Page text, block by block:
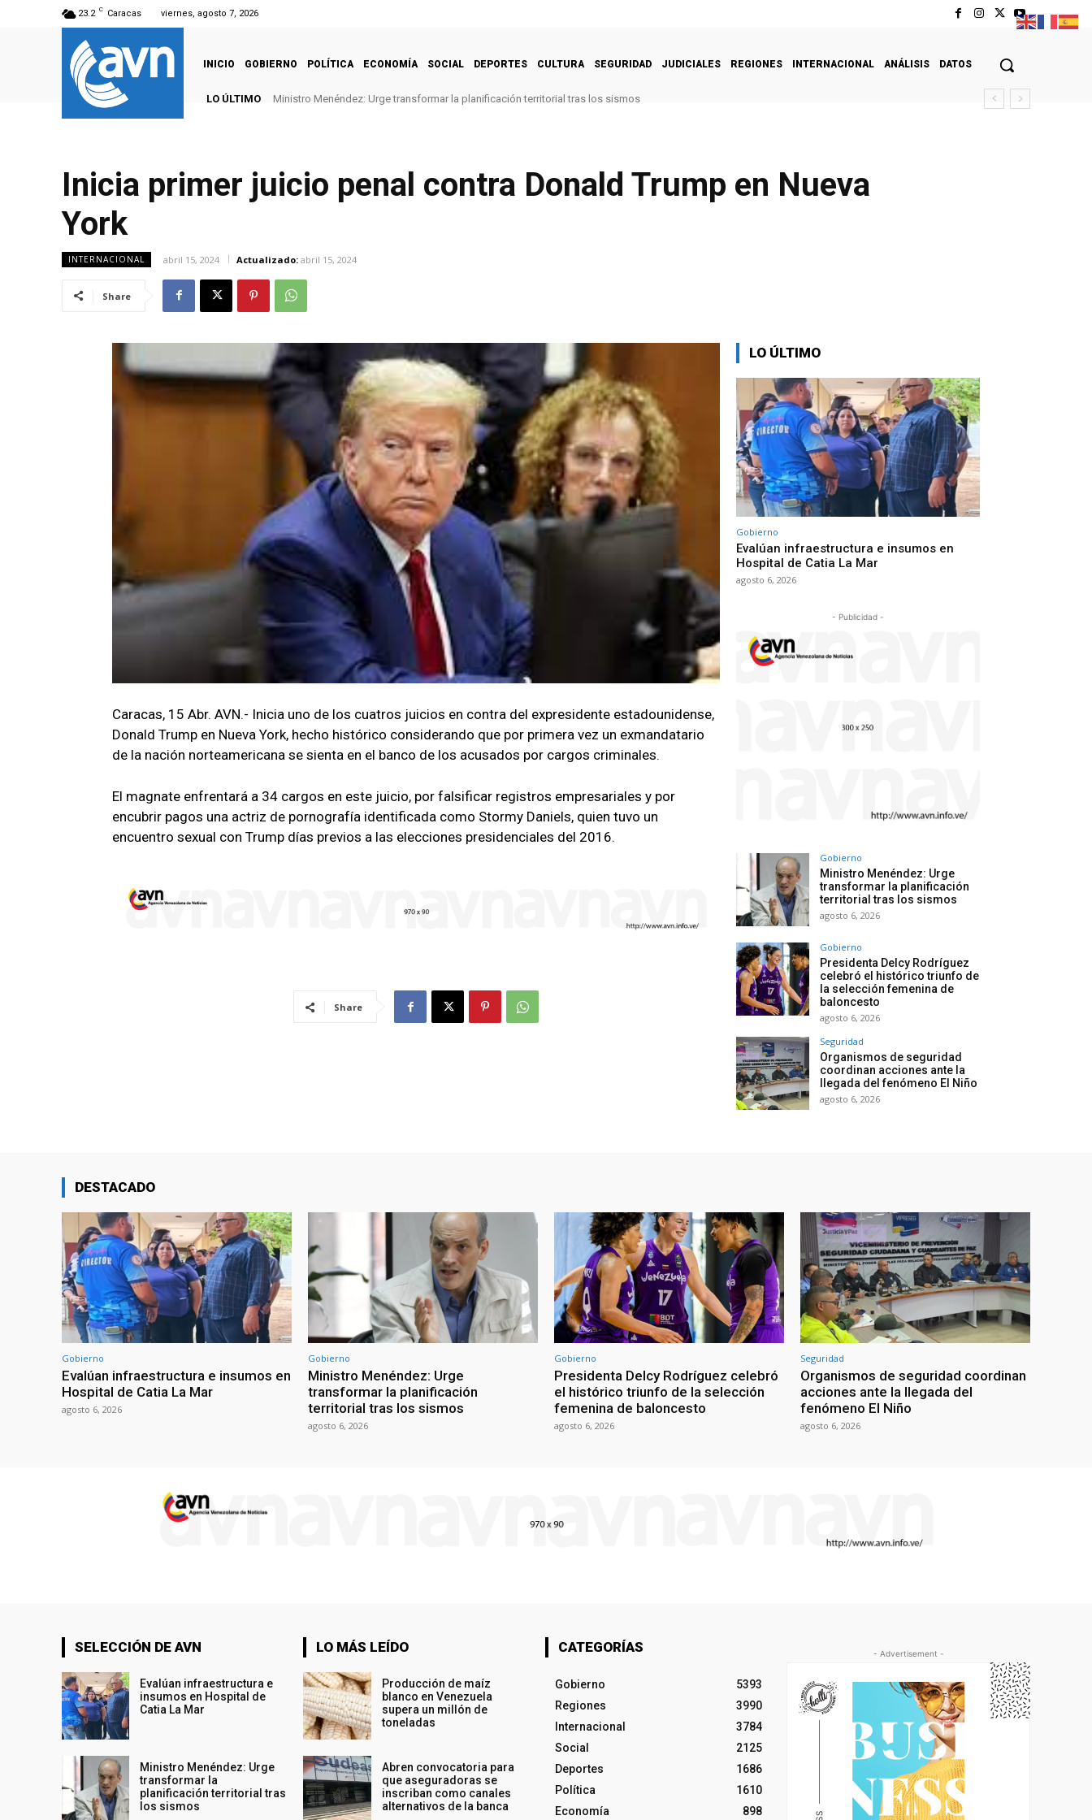
23.2 C Caracas viernes, agosto 7, 2026
INICIO GOBIERNO POLÍTICA ECONOMÍA SOCIAL DEPORTES CULTURA SEGURIDAD JUDICIALES REGIONES INTERNACIONAL ANÁLISIS DATOS
LO ÚLTIMO Ministro Menéndez: Urge transformar la planificación territorial tras los sismos
Inicia primer juicio penal contra Donald Trump en Nueva
York
INTERNACIONAL abril 15, 2024 Actualizado: abril 15, 2024
Share
Caracas, 15 Abr. AVN.- Inicia uno de los cuatros juicios en contra del expresidente estadounidense,
Donald Trump en Nueva York, hecho histórico considerando que por primera vez un exmandatario
de la nación norteamericana se sienta en el banco de los acusados por cargos criminales.
El magnate enfrentará a 34 cargos en este juicio, por falsificar registros empresariales y por
encubrir pagos una actriz de pornografía identificada como Stormy Daniels, quien tuvo un
encuentro sexual con Trump días previos a las elecciones presidenciales del 2016.
Share
LO ÚLTIMO
Gobierno
Evalúan infraestructura e insumos en
Hospital de Catia La Mar
agosto 6, 2026
- Publicidad -
Gobierno
Ministro Menéndez: Urge
transformar la planificación
territorial tras los sismos
agosto 6, 2026
Gobierno
Presidenta Delcy Rodríguez
celebró el histórico triunfo de
la selección femenina de
baloncesto
agosto 6, 2026
Seguridad
Organismos de seguridad
coordinan acciones ante la
llegada del fenómeno El Niño
agosto 6, 2026
DESTACADO
Gobierno
Evalúan infraestructura e insumos en
Hospital de Catia La Mar
agosto 6, 2026
Gobierno
Ministro Menéndez: Urge
transformar la planificación
territorial tras los sismos
agosto 6, 2026
Gobierno
Presidenta Delcy Rodríguez celebró
el histórico triunfo de la selección
femenina de baloncesto
agosto 6, 2026
Seguridad
Organismos de seguridad coordinan
acciones ante la llegada del
fenómeno El Niño
agosto 6, 2026
SELECCIÓN DE AVN
Evalúan infraestructura e
insumos en Hospital de
Catia La Mar
Ministro Menéndez: Urge
transformar la
planificación territorial tras
los sismos
LO MÁS LEÍDO
Producción de maíz
blanco en Venezuela
supera un millón de
toneladas
Abren convocatoria para
que aseguradoras se
inscriban como canales
alternativos de la banca
CATEGORÍAS
Gobierno
5393
Regiones
3990
Internacional
3784
Social
2125
Deportes
1686
Política
1610
Economía
898
- Advertisement -